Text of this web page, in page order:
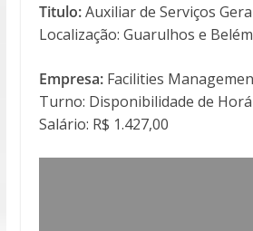
Titulo:Auxiliar de Serviços
Localização: Guarulhos e
Empresa:Facilities
Turno: Disponibilidade de
Salário: R$ 1.427,00